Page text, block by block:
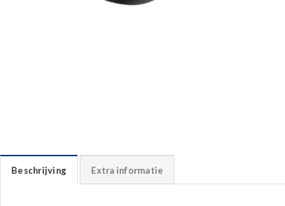
Beschrijving Extra informatie